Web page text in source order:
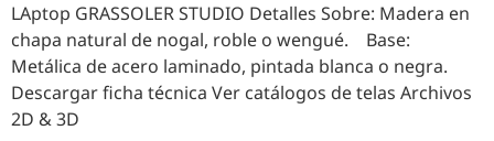
LAptop GRASSOLER STUDIO Detalles Sobre: Madera en
chapa natural de nogal, roble o wengué. Base:
Metálica de acero laminado, pintada blanca o negra.
Descargar ficha técnica Ver catálogos de telas Archivos
2D & 3D